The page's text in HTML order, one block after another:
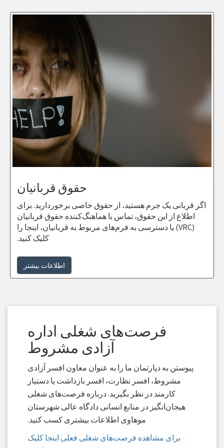
حقوق قربانیان
اگر قربانی یک جرم هستید، از حقوق خاصی برخوردارید. برای
اطلاع از این حقوق، تماس با هماهنگ‌کننده حقوق قربانیان
(VRC) یا دسترسی به فرم‌های مربوط به قربانیان، اینجا را
کلیک کنید.
اطلاعات بیشتر
فرصت‌های شغلی اداره
آزادی مشروط
پیوستن به دپارتمان ما را به عنوان معاون افسر آزادی
مشروط، افسر نظارت، افسر بازداشت یا دستیار
کارمند در نظر بگیرید. درباره فرصت‌های شغلی
هیجان‌انگیز در منابع انسانی دادگاه عالی شهرستان
موهاوی اطلاعات بیشتری کسب کنید.
برای مشاهده فرصت‌های شغلی فعلی اینجا کلیک